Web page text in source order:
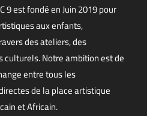
9 est fondé en Juin 2019 pour
aux enfants,
des ateliers, des
Notre ambition est de
entre tous les
de la place artistique
et Africain.